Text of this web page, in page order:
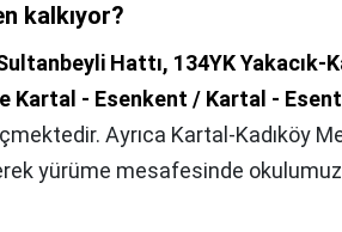
kalkıyor?
Hattı, 134YK
Kartal - Esenkent / Kartal -
Ayrıca Kartal-Kadıköy
yürüme mesafesinde